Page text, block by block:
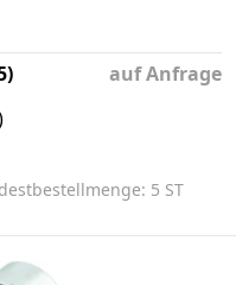
auf Anfrage
5 ST